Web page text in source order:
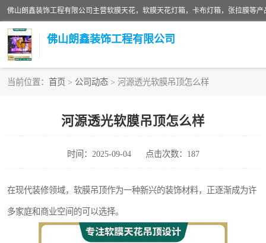
佛山朗鑫装饰工程有限公司
当前位置： 首页 > 公司动态 > 河源透光软膜吊顶怎么样
河源透光软膜吊顶怎么样
时间：2025-09-04 点击次数：187
在现代装修领域，软膜吊顶作为一种新兴的装饰材料，正逐渐成为许
多家庭和商业空间的可以选择。